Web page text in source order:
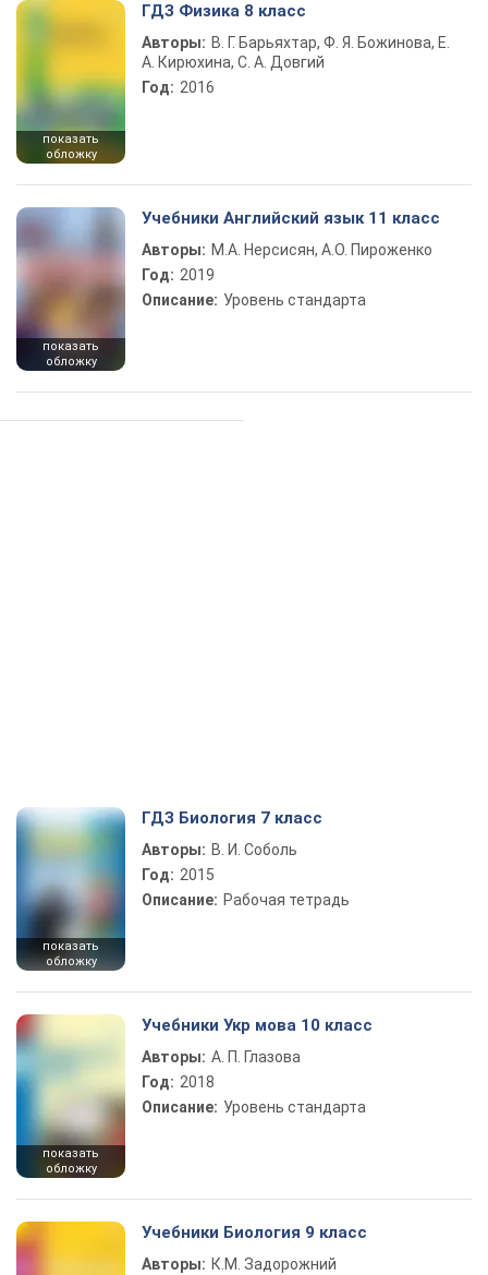
показать
обложку
ГДЗ Физика 8 класс
Авторы: В. Г. Барьяхтар, Ф. Я. Божинова, Е.
А. Кирюхина, С. А. Довгий
Год: 2016
показать
обложку
Учебники Английский язык 11 класс
Авторы: М.А. Нерсисян, А.О. Пироженко
Год: 2019
Описание: Уровень стандарта
показать
обложку
ГДЗ Биология 7 класс
Авторы: В. И. Соболь
Год: 2015
Описание: Рабочая тетрадь
показать
обложку
Учебники Укр мова 10 класс
Авторы: А. П. Глазова
Год: 2018
Описание: Уровень стандарта
Учебники Биология 9 класс
Авторы: К.М. Задорожний